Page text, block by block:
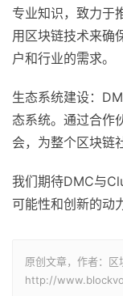
专业知识，致力于
用区块链技术来确
户和行业的需求。
生态系统建设：
态系统。通过合作
会，为整个区块链
我们期待DMC与
可能性和创新的动
原创文章，作者：区
http://